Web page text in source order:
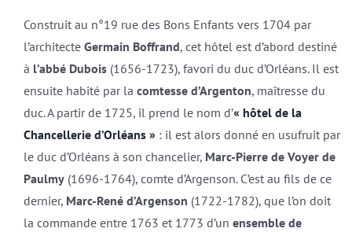
Construit au n°19 rue des Bons Enfants vers 1704 par
l’architecte Germain Boffrand, cet hôtel est d’abord destiné
à l’abbé Dubois(1656-1723), favori du duc d’Orléans. Il est
ensuite habité par la comtesse d’Argenton, maîtresse du
duc. A partir de 1725, il prend le nom d’« hôtel de la
Chancellerie d’Orléans »: il est alors donné en usufruit par
le duc d’Orléans à son chancelier, Marc-Pierre de Voyer de
Paulmy(1696-1764), comte d’Argenson. C’est au fils de ce
dernier, Marc-René d’Argenson (1722-1782), que l’on doit
la commande entre 1763 et 1773 d’un ensemble de